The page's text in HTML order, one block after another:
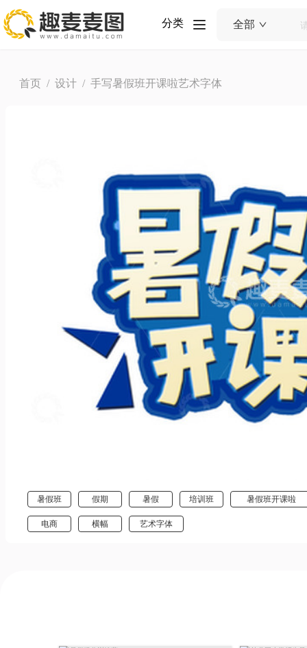
分类 全部
首页 / 设计 / 手写暑假班开课啦艺术字体
暑假班 假期 暑假 培训班 暑假班开课啦
电商 横幅 艺术字体